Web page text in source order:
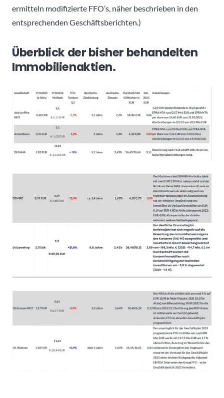
ermitteln modifizierte FFO’s, näher beschrieben in den
entsprechenden Geschäftsberichten.)
Überblick der bisher behandelten
Immobilienaktien.